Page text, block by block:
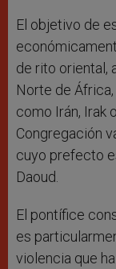
El objetivo de
de rito oriental,
Norte de
como Irán, Irak
Congregación
cuyo prefecto
Daoud.
El pontífice
es
violencia que